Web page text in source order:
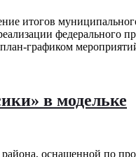
итогов
федерального
план-графиком
в модельке
оснащенной по